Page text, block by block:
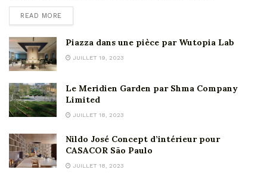
READ MORE
Piazza dans une pièce par Wutopia Lab
JUILLET 19, 2023
Le Meridien Garden par Shma Company
Limited
JUILLET 18, 2023
Nildo José Concept d’intérieur pour
CASACOR São Paulo
JUILLET 18, 2023